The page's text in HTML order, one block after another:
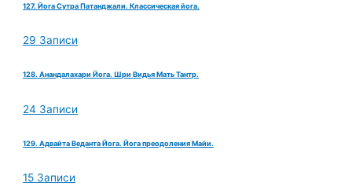
127. Йога Сутра Патанджали. Классическая йога.
29 Записи
128. Анандалахари Йога. Шри Видья Мать Тантр.
24 Записи
129. Адвайта Веданта Йога. Йога преодоления Майи.
15 Записи